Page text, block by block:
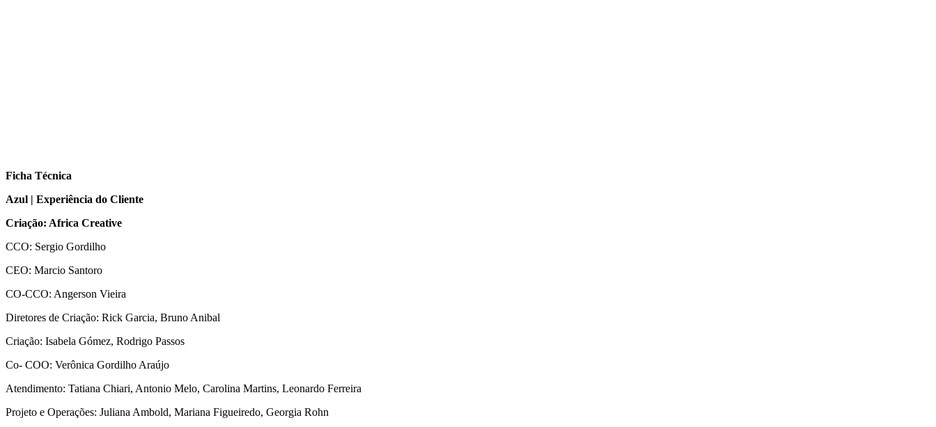
Ficha Técnica
Azul | Experiência do Cliente
Criação: Africa Creative
CCO: Sergio Gordilho
CEO: Marcio Santoro
CO-CCO: Angerson Vieira
Diretores de Criação: Rick Garcia, Bruno Anibal
Criação: Isabela Gómez, Rodrigo Passos
Co- COO: Verônica Gordilho Araújo
Atendimento: Tatiana Chiari, Antonio Melo, Carolina Martins, Leonardo Ferreira
Projeto e Operações: Juliana Ambold, Mariana Figueiredo, Georgia Rohn